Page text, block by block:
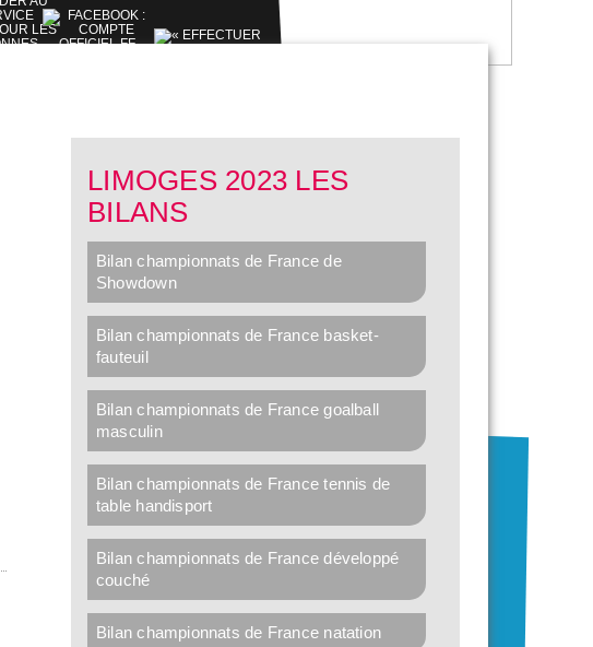
LIMOGES 2023 LES
BILANS
Bilan championnats de France de
Showdown
Bilan championnats de France basket-
fauteuil
Bilan championnats de France goalball
masculin
Bilan championnats de France tennis de
table handisport
Bilan championnats de France développé
couché
Bilan championnats de France natation